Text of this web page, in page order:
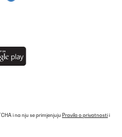
i na nju se primjenjuju Pravila o privatnostii